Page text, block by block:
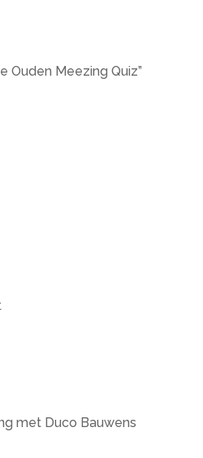
Ouden Meezing Quiz”
met Duco Bauwens